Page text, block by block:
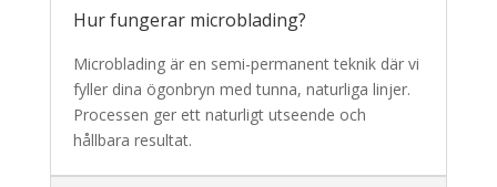
Hur fungerar microblading?
Microblading är en semi-permanent teknik där vi
fyller dina ögonbryn med tunna, naturliga linjer.
Processen ger ett naturligt utseende och
hållbara resultat.